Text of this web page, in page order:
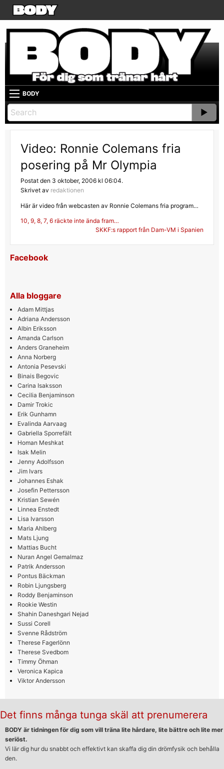
BODY
Video: Ronnie Colemans fria
posering på Mr Olympia
Postat den 3 oktober, 2006 kl 06:04.
Skrivet av redaktionen
Här är video från webcasten av Ronnie Colemans fria program…
Inläggsnavigering
10, 9, 8, 7, 6 räckte inte ända fram…
SKKF:s rapport från Dam-VM i Spanien
Facebook
Alla bloggare
Adam Mittjas
Adriana Andersson
Albin Eriksson
Amanda Carlson
Anders Graneheim
Anna Norberg
Antonia Pesevski
Binais Begovic
Carina Isaksson
Cecilia Benjaminson
Damir Trokic
Erik Gunhamn
Evalinda Aarvaag
Gabriella Sporrefält
Homan Meshkat
Isak Melin
Jenny Adolfsson
Jim Ivars
Johannes Eshak
Josefin Pettersson
Kristian Sewén
Linnea Enstedt
Lisa Ivarsson
Maria Ahlberg
Mats Ljung
Mattias Bucht
Nuran Angel Gemalmaz
Patrik Andersson
Pontus Bäckman
Robin Ljungsberg
Roddy Benjaminson
Rookie Westin
Shahin Daneshgari Nejad
Sussi Corell
Svenne Rådström
Therese Fagerlönn
Therese Svedbom
Timmy Öhman
Veronica Kapica
Viktor Andersson
Det finns många tunga skäl att prenumerera
BODY är tidningen för dig som vill träna lite hårdare, lite bättre och lite mer
seriöst.
Vi lär dig hur du snabbt och effektivt kan skaffa dig din drömfysik och behålla
den.